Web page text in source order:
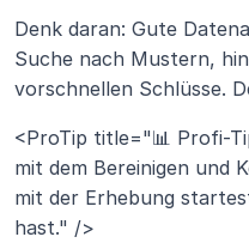
Denk daran: Gute
Suche nach Mustern,
vorschnellen Schlüsse.
<ProTip title="📊 Profi-
mit dem Bereinigen und
mit der Erhebung
hast." />